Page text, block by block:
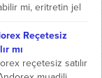
folikasit,
ve sitrat
özelliği...
mi, eritretin jel
satılır mı,
jel reçeteli
aile hekimi cilt ilacı
Reçetesiz
mı
reçetesiz satılır